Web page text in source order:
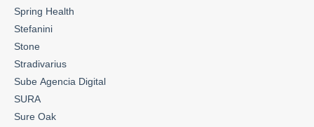
Spring Health
Stefanini
Stone
Stradivarius
Sube Agencia Digital
SURA
Sure Oak